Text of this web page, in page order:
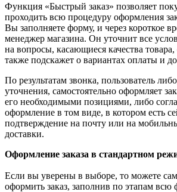
Функция «Быстрый заказ» позволяет
проходить всю процедуру оформления
Вы заполняете форму, и через короткое
менеджер магазина. Он уточнит все
на вопросы, касающиеся качества
также подскажет о вариантах оплаты и
По результатам звонка, пользователь
уточнения, самостоятельно оформляет
его необходимыми позициями, либо
оформление в том виде, в котором есть
подтверждение на почту или на
доставки.
Оформление заказа в стандартном
Если вы уверены в выборе, то можете
оформить заказ, заполнив по этапам всю